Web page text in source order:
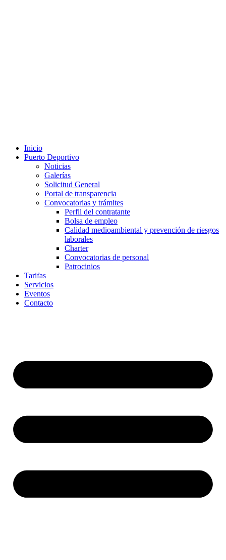
Inicio
Puerto Deportivo
Noticias
Galerías
Solicitud General
Portal de transparencia
Convocatorias y trámites
Perfil del contratante
Bolsa de empleo
Calidad medioambiental y prevención de riesgos
laborales
Charter
Convocatorias de personal
Patrocinios
Tarifas
Servicios
Eventos
Contacto